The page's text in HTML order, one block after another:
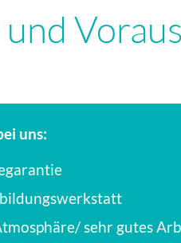
uns:
sehr gutes